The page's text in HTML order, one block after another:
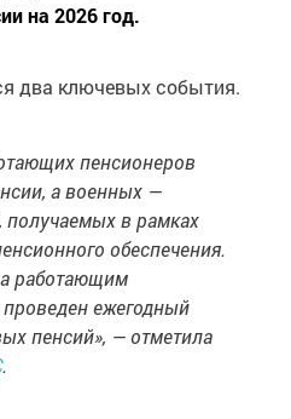
на 2026 год.
два ключевых события.
пенсионеров
а военных —
получаемых в рамках
обеспечения.
работающим
ежегодный
пенсий», — отметила
.